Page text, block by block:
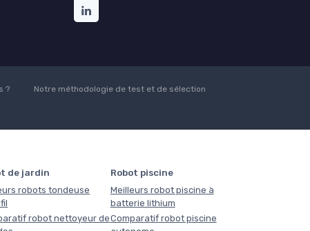
?
Notre méthodologie de test et de sélection
de jardin
robots tondeuse
robot nettoyeur de
Robot piscine
Meilleurs robot piscine à
batterie lithium
Comparatif robot piscine